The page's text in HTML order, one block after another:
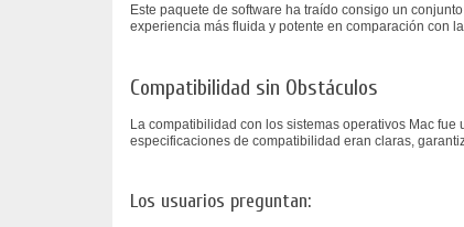
Este paquete de software ha traído consigo un
experiencia más fluida y potente en comparación con
Compatibilidad sin Obstáculos
La compatibilidad con los sistemas operativos Mac
especificaciones de compatibilidad eran claras,
Los usuarios preguntan: